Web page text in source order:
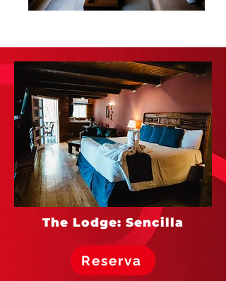
The Lodge: Sencilla
Reserva